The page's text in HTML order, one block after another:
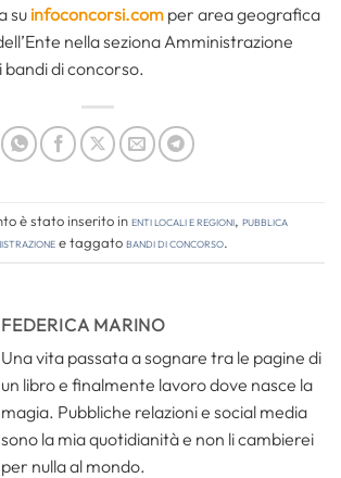
su infoconcorsi.com per area geografica
nella seziona Amministrazione
di concorso.
è stato inserito inEnti locali e regioni, Pubblica
e taggatobandi di concorso.
FEDERICA MARINO
Una vita passata a sognare tra le pagine di
un libro e finalmente lavoro dove nasce la
magia. Pubbliche relazioni e social media
sono la mia quotidianità e non li cambierei
per nulla al mondo.